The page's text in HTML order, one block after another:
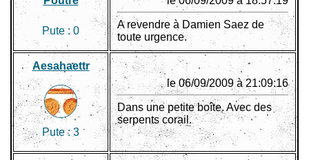
Pute : 0
A revendre à Damien Saez de
toute urgence.
Aesahaettr
Pute :3
le 06/09/2009 à 21:09:16
Dans une petite boîte. Avec des
serpents corail.